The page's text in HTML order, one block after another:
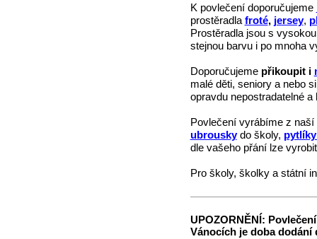
K povlečení doporučujeme
prostěradla froté, jersey,
Prostěradla jsou s
stejnou barvu i po mnoha
Doporučujemepřikoupit i
malé děti, seniory a nebo
opravdu nepostradatelné
Povlečení vyrábíme z
ubrouskydo školy,
dle vašeho přání lze
Pro školy, školky a státní
UPOZORNĚNÍ:
Vánocích je doba